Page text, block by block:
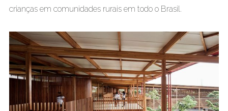
crianças em comunidades rurais em todo o Brasil.